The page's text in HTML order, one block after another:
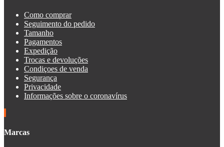
Como comprar
Seguimento do pedido
Tamanho
Pagamentos
Expedição
Trocas e devoluções
Condiçoes de venda
Segurança
Privacidade
Informações sobre o coronavírus
Marcas